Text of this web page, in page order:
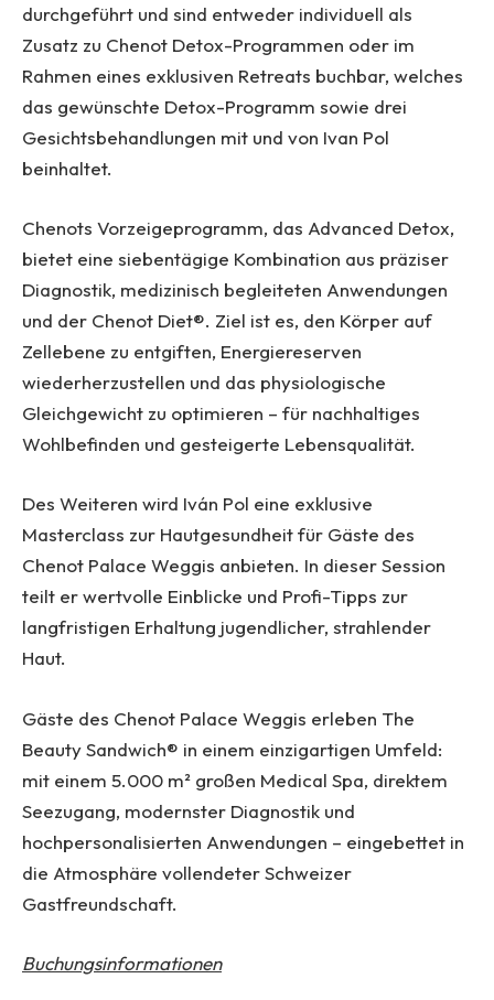
durchgeführt und sind entweder individuell als
Zusatz zu Chenot Detox-Programmen oder im
Rahmen eines exklusiven Retreats buchbar, welches
das gewünschte Detox-Programm sowie drei
Gesichtsbehandlungen mit und von Ivan Pol
beinhaltet.
Chenots Vorzeigeprogramm, das Advanced Detox,
bietet eine siebentägige Kombination aus präziser
Diagnostik, medizinisch begleiteten Anwendungen
und der Chenot Diet®. Ziel ist es, den Körper auf
Zellebene zu entgiften, Energiereserven
wiederherzustellen und das physiologische
Gleichgewicht zu optimieren – für nachhaltiges
Wohlbefinden und gesteigerte Lebensqualität.
Des Weiteren wird Iván Pol eine exklusive
Masterclass zur Hautgesundheit für Gäste des
Chenot Palace Weggis anbieten. In dieser Session
teilt er wertvolle Einblicke und Profi-Tipps zur
langfristigen Erhaltung jugendlicher, strahlender
Haut.
Gäste des Chenot Palace Weggis erleben The
Beauty Sandwich® in einem einzigartigen Umfeld:
mit einem 5.000 m² großen Medical Spa, direktem
Seezugang, modernster Diagnostik und
hochpersonalisierten Anwendungen – eingebettet in
die Atmosphäre vollendeter Schweizer
Gastfreundschaft.
Buchungsinformationen